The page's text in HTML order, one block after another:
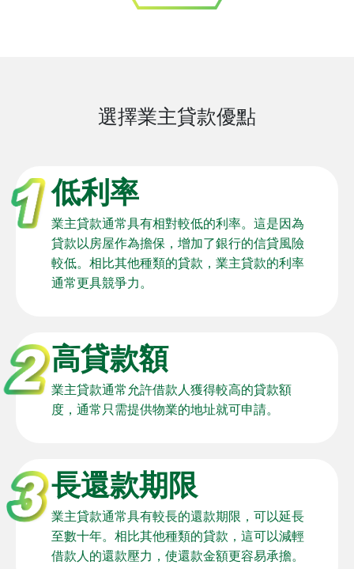
選擇業主貸款優點
低利率
業主貸款通常具有相對較低的利率。這是因為
貸款以房屋作為擔保，增加了銀行的信貸風險
較低。相比其他種類的貸款，業主貸款的利率
通常更具競爭力。
高貸款額
業主貸款通常允許借款人獲得較高的貸款額
度，通常只需提供物業的地址就可申請。
長還款期限
業主貸款通常具有較長的還款期限，可以延長
至數十年。相比其他種類的貸款，這可以減輕
借款人的還款壓力，使還款金額更容易承擔。